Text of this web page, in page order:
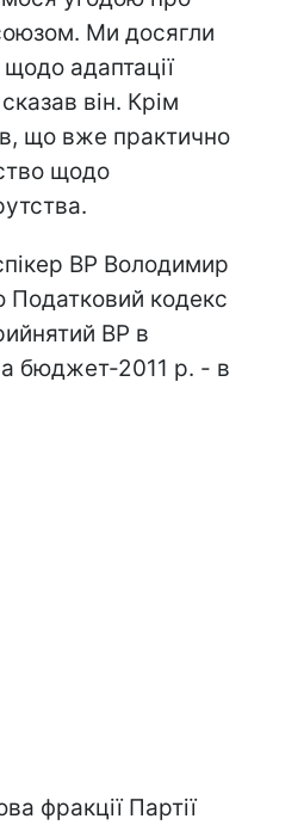
Ми досягли
адаптації
він. Крім
що вже практично
щодо
ВР Володимир
Податковий кодекс
ВР в
бюджет-2011 р. - в
фракції Партії